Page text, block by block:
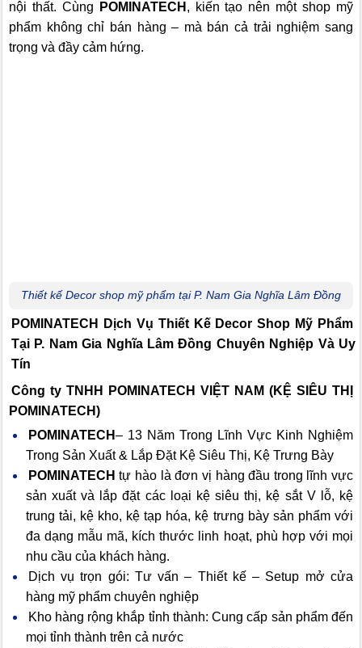
nội thất. Cùng POMINATECH , kiến tạo nên một shop mỹ
phẩm không chỉ bán hàng – mà bán cả trải nghiệm sang
trọng và đầy cảm hứng.
Thiết kế Decor shop mỹ phẩm tại P. Nam Gia Nghĩa Lâm Đồng
POMINATECH Dịch Vụ Thiết Kế Decor Shop Mỹ Phẩm
Tại P. Nam Gia Nghĩa Lâm Đồng Chuyên Nghiệp Và Uy
Tín
Công ty TNHH POMINATECH VIỆT NAM (KỆ SIÊU THỊ
POMINATECH)
POMINATECH– 13 Năm Trong Lĩnh Vực Kinh Nghiệm
Trong Sản Xuất & Lắp Đặt Kệ Siêu Thị, Kệ Trưng Bày
POMINATECHtự hào là đơn vị hàng đầu trong lĩnh vực
sản xuất và lắp đặt các loại kệ siêu thị, kệ sắt V lỗ, kệ
trung tải, kệ kho, kệ tạp hóa, kệ trưng bày sản phẩm với
đa dạng mẫu mã, kích thước linh hoạt, phù hợp với mọi
nhu cầu của khách hàng.
Dịch vụ trọn gói: Tư vấn – Thiết kế – Setup mở cửa
hàng mỹ phẩm chuyên nghiệp
Kho hàng rộng khắp tỉnh thành: Cung cấp sản phẩm đến
mọi tỉnh thành trên cả nước